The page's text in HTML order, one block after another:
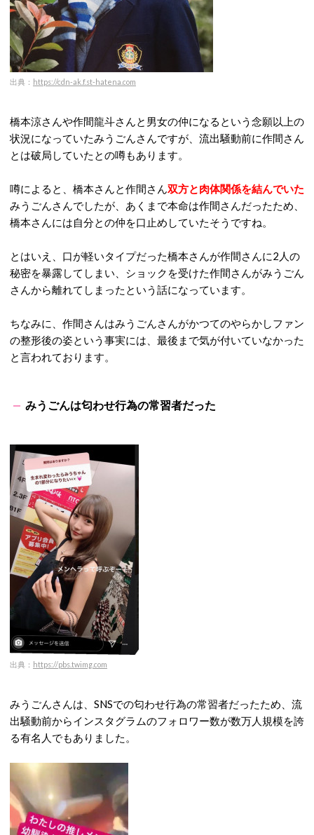
出典： https://cdn-ak.f.st-hatena.com
橋本涼さんや作間龍斗さんと男女の仲になるという念願以上の
状況になっていたみうごんさんですが、流出騒動前に作間さん
とは破局していたとの噂もあります。
噂によると、橋本さんと作間さん双方と肉体関係を結んでいた
みうごんさんでしたが、あくまで本命は作間さんだったため、
橋本さんには自分との仲を口止めしていたそうですね。
とはいえ、口が軽いタイプだった橋本さんが作間さんに2人の
秘密を暴露してしまい、ショックを受けた作間さんがみうごん
さんから離れてしまったという話になっています。
ちなみに、作間さんはみうごんさんがかつてのやらかしファン
の整形後の姿という事実には、最後まで気が付いていなかった
と言われております。
みうごんは匂わせ行為の常習者だった
出典： https://pbs.twimg.com
みうごんさんは、SNSでの匂わせ行為の常習者だったため、流
出騒動前からインスタグラムのフォロワー数が数万人規模を誇
る有名人でもありました。